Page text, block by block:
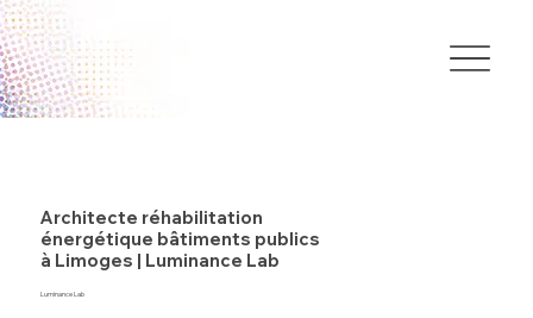
Architecte réhabilitation
énergétique bâtiments publics
à Limoges | Luminance Lab
Luminance Lab